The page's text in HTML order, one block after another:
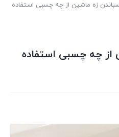
زه ماشین از چه چسبی استفاده
از چه چسبی استفاده